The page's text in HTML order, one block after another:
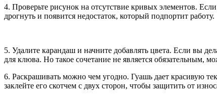
4. Проверьте рисунок на отсутствие кривых элементов.
дрогнуть и появится недостаток, который подпортит работу.
5. Удалите карандаш и начните добавлять цвета. Если вы
для клюва. Но такое сочетание не является обязательным,
6. Раскрашивать можно чем угодно. Гуашь дает красивую
заклейте его скотчем с двух сторон, чтобы защитить от